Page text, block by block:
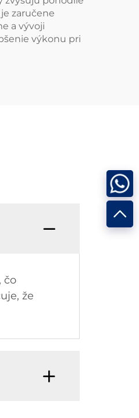
zaručene
a vývoji
výkonu pri
čo
že